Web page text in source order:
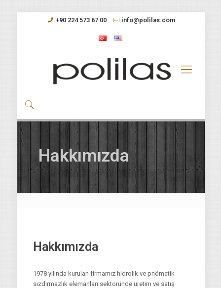
+90 224 573 67 00 info@polilas.com
Hakkımızda
Hakkımızda
1978 yılında kurulan firmamız hidrolik ve pnömatik
sızdırmazlık elemanları sektöründe üretim ve satış